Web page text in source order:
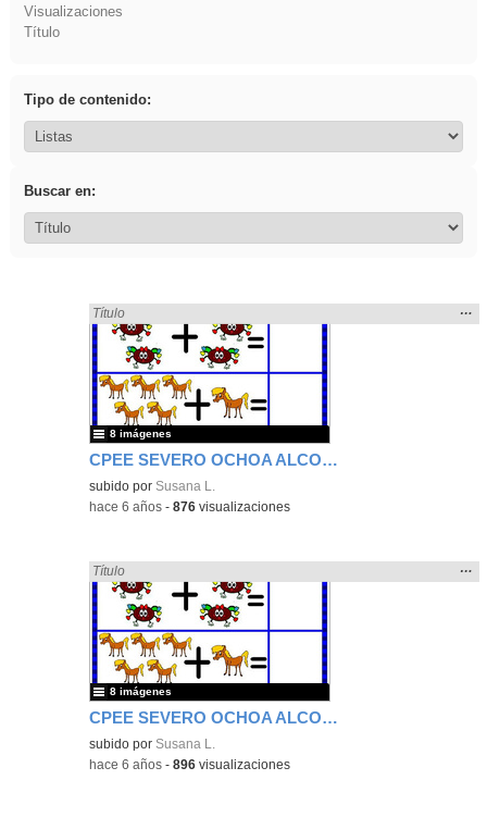
Visualizaciones
Título
Tipo de contenido:
Buscar en:
CPEE SEVERO OCHOA ALCORCÓN EBO L SUMAS INFANTIL
Encontrado «sumar» en:
Título
la
…
subido por Susana L.
8 imágenes
-hace 6 años -876 visualizaciones
CPEE SEVERO OCHOA ALCORCÓN EBO L SUMAS INFANTIL
Encontrado «sumar» en:
Título
la
…
subido por Susana L.
8 imágenes
-hace 6 años -896 visualizaciones